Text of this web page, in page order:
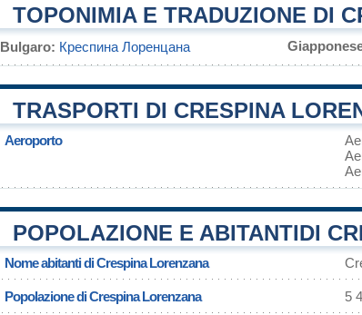
TOPONIMIA E TRADUZIONE DI
Bulgaro: Креспина Лоренцана
TRASPORTI DI CRESPINA
Aeroporto
POPOLAZIONE E ABITANTIDI
Nome abitanti di Crespina Lorenzana
Popolazione di Crespina Lorenzana 5